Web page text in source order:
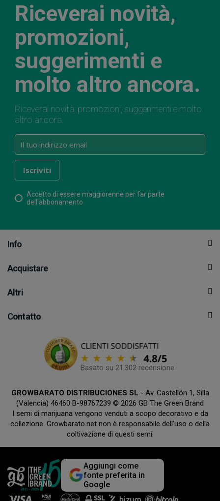
Riceverai novità,
promozioni,
suggerimenti e
molto altro ancora.
Riceverai novità, promozioni, suggerimenti e molto
altro ancora.
Accetto di essere maggiorenne per far parte
dell'abbonamento
Info
Acquistare
Altri
Contatto
Basato su 21.302 recensione
GROWBARATO DISTRIBUCIONES SL - Av. Castellón 1, Silla
(Valencia) 46460 B-98767239 © 2026 GB The Green Brand
I semi di marijuana vengono venduti a scopo decorativo e da
collezione. Growbarato.net non è responsabile dell'uso o della
coltivazione di questi semi.
Aggiungi come
fonte preferita in
Google